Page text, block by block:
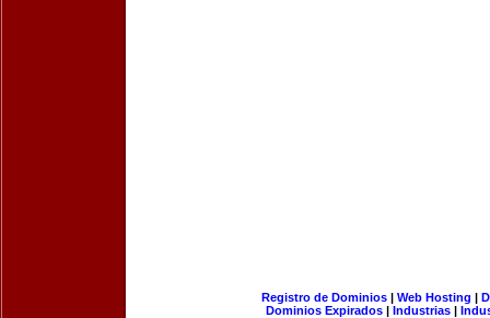
Registro de Dominios| Web Hosting |
Dominios Expirados | Industrias |